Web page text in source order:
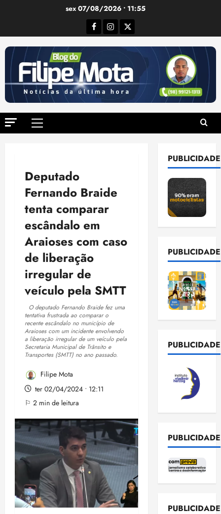
sex 07/08/2026 • 11:55
Facebook
Instagram
Twitter
Menu
Deputado
Fernando Braide
tenta comparar
escândalo em
Araioses com caso
de liberação
irregular de
veículo pela SMTT
O deputado Fernando Braide fez uma
tentativa frustrada ao comparar o
recente escândalo no município de
Araioses com um incidente envolvendo
a liberação irregular de um veículo pela
Secretaria Municipal de Trânsito e
Transportes (SMTT) no ano passado.
Filipe Mota
ter 02/04/2024 • 12:11
⚐ 2 min de leitura
PUBLICIDADE
PUBLICIDADE
PUBLICIDADE
PUBLICIDADE
PUBLICIDADE